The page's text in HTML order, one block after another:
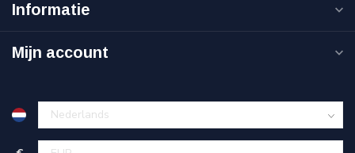
Informatie
Mijn account